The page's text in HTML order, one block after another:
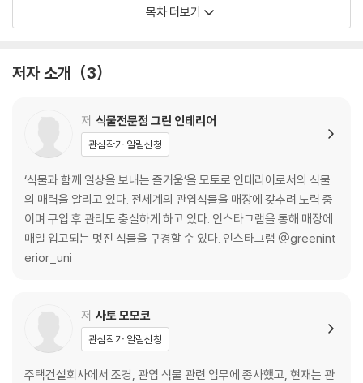
ROOM 13 동물과 식물이 공존하는 집 ··· 17
ROOM 16 그 자리에 식물 하나 있는 것만으로 ··· 19
ROOM 18 일상과 식물, 나와 너 ··· 20
ROOM 19 내추럴 인테리어 정답은 GREEN ··· 22
PART 2
식물 고르는 법 & 장식하는 법
- 첫 번째 화분은 어떻게 정할까?
- 나만의 한 그루, 심벌 트리를 고르자
- 나에게 맞는 식물을 고르자
- 심을 토양 종류를 선택한다
- 나무의 수형과 엽형부터 선택한다
- 식물과 어울리는 화분을 고르자
목차 더보기
저자 소개 3
저 식물전문점 그린 인테리어
관심작가 알림신청
‘식물과 함께 일상을 보내는 즐거움’을 모토로 인테리어로서의 식물
의 매력을 알리고 있다. 전세계의 관엽식물을 매장에 갖추려 노력 중
이며 구입 후 관리도 충실하게 하고 있다. 인스타그램을 통해 매장에
매일 입고되는 멋진 식물을 구경할 수 있다. 인스타그램 @greenint
erior_uni
저 사토 모모코
관심작가 알림신청
주택건설회사에서 조경, 관엽 식물 관련 업무에 종사했고, 현재는 관